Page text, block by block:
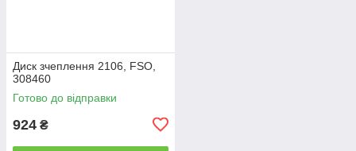
Диск зчеплення 2106, FSO,
308460
Готово до відправки
924 ₴